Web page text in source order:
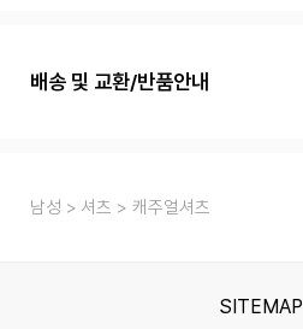
배송 및 교환/반품안내
남성 셔츠 캐주얼셔츠
SITEMAP